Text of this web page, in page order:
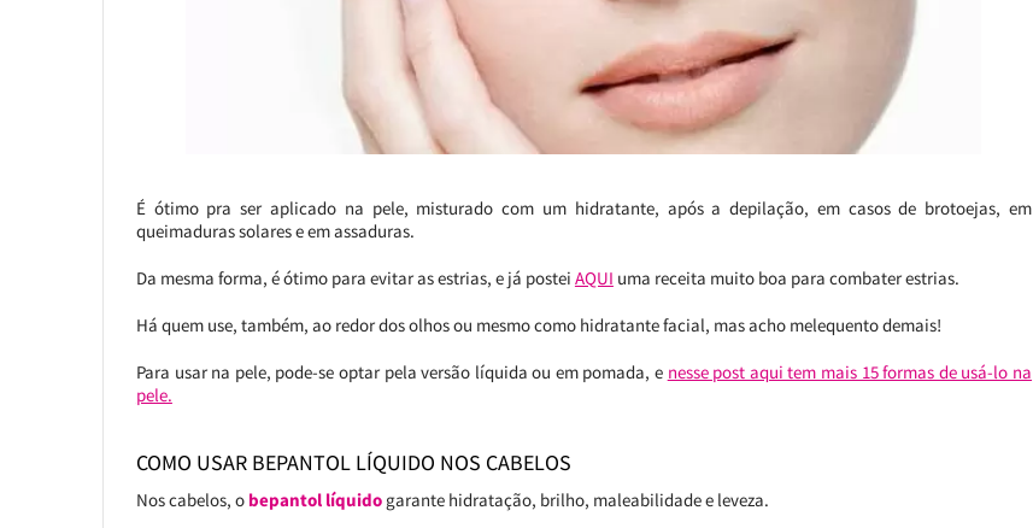
É ótimo pra ser aplicado na pele, misturado com um hidratante, após a depilação, em casos de brotoejas, em
queimaduras solares e em assaduras.
Da mesma forma, é ótimo para evitar as estrias, e já postei AQUI uma receita muito boa para combater estrias.
Há quem use, também, ao redor dos olhos ou mesmo como hidratante facial, mas acho melequento demais!
Para usar na pele, pode-se optar pela versão líquida ou em pomada, e nesse post aqui tem mais 15 formas de usá-lo na
pele.
COMO USAR BEPANTOL LÍQUIDO NOS CABELOS
Nos cabelos, o bepantol líquidogarante hidratação, brilho, maleabilidade e leveza.